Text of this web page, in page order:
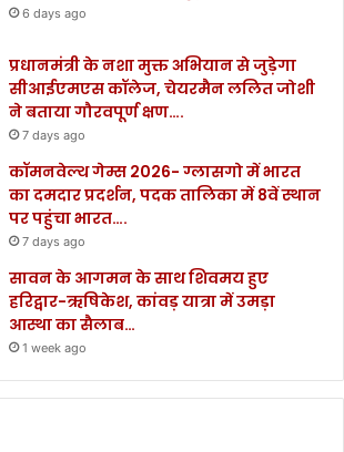
6 days ago
प्रधानमंत्री के नशा मुक्त अभियान से जुड़ेगा
सीआईएमएस कॉलेज, चेयरमैन ललित जोशी
ने बताया गौरवपूर्ण क्षण….
7 days ago
कॉमनवेल्थ गेम्स 2026- ग्लासगो में भारत
का दमदार प्रदर्शन, पदक तालिका में 8वें स्थान
पर पहुंचा भारत….
7 days ago
सावन के आगमन के साथ शिवमय हुए
हरिद्वार-ऋषिकेश, कांवड़ यात्रा में उमड़ा
आस्था का सैलाब…
1 week ago